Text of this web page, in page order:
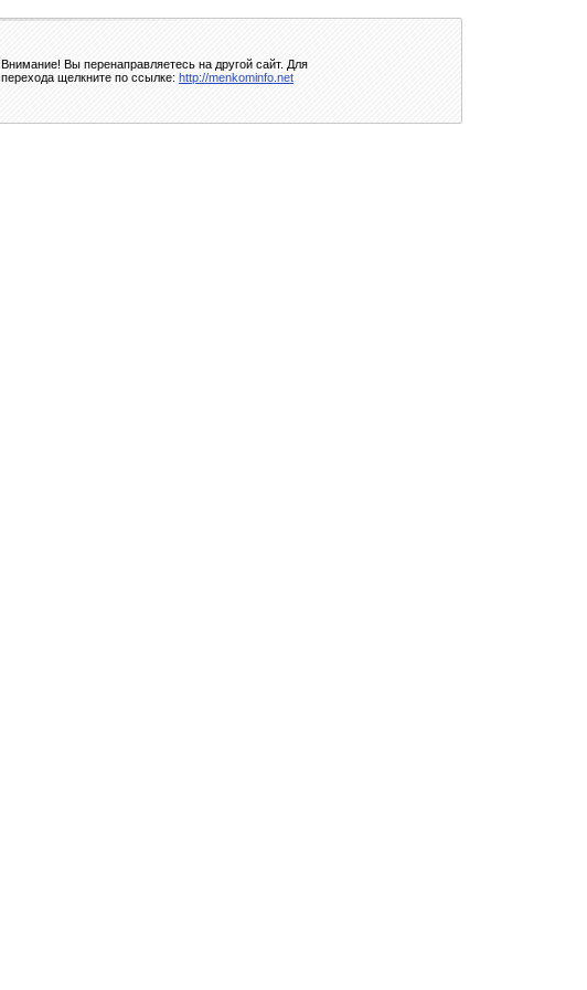
Внимание! Вы перенаправляетесь на другой сайт. Для
перехода щелкните по ссылке: http://menkominfo.net